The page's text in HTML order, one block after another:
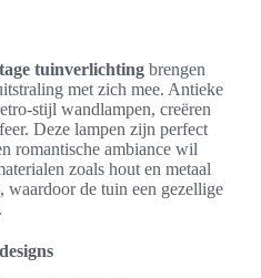
tuinverlichting brengen
met zich mee. Antieke
stijl wandlampen, creëren
Deze lampen zijn perfect
romantische ambiance wil
zoals hout en metaal
waardoor de tuin een gezellige